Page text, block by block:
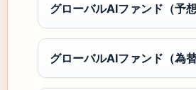
グローバルAIファンド（予
グローバルAIファンド（為